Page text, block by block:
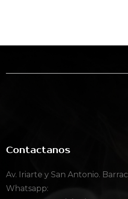
Contactanos
Av. Iriarte y San Antonio.
Whatsapp: